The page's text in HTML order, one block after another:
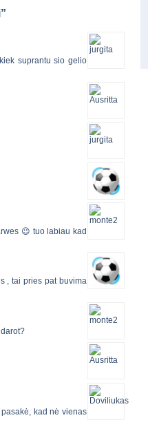
suprantu sio gelio
😉 tuo labiau kad
, tai pries pat buvima
kad nė vienas